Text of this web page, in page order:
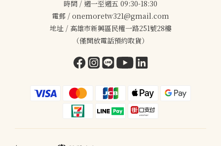
時間 / 週一至週五 09:30-18:30
電郵 / onemoretw321@gmail.com
地址 / 高雄市新興區民權一路251號28樓
（僅開放電話預約取貨）